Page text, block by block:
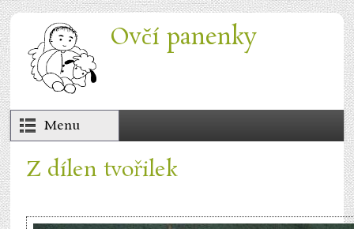
Přejít k hlavnímu obsahuOvčí panenky
Menu
Z dílen tvořilek